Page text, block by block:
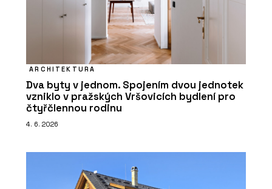
ARCHITEKTURA
Dva byty v jednom. Spojením dvou jednotek
vzniklo v pražských Vršovicích bydlení pro
čtyřčlennou rodinu
4. 6. 2026